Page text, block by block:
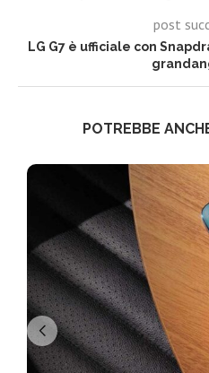
post
LG G7 è ufficiale con
POTREBBE